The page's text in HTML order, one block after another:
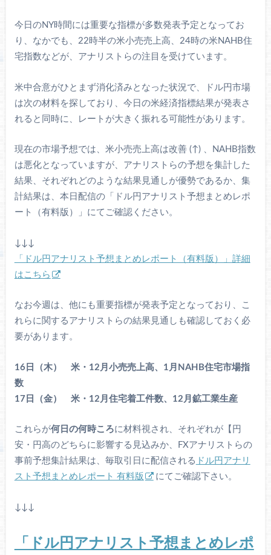
今日のNY時間には重要な指標が多数発表予定となってお
り、なかでも、22時半の米小売売上高、24時の米NAHB住
宅指数などが、アナリストらの注目を受けています。
米中合意がひとまず消化済みとなった状況で、ドル円市場
は次の材料を探しており、今日の米経済指標結果が発表さ
れると同時に、レートが大きく振れる可能性があります。
現在の市場予想では、米小売売上高は改善 (↑) 、NAHB指数
は悪化となっていますが、アナリストらの予想を集計した
結果、それぞれどのような結果見通しが優勢であるか、集
計結果は、本日配信の「ドル円アナリスト予想まとめレポ
ート（有料版）」にてご確認ください。
↓↓↓
「ドル円アナリスト予想まとめレポート（有料版）」詳細
はこちら
なお今週は、他にも重要指標が発表予定となっており、こ
れらに関するアナリストらの結果見通しも確認しておく必
要があります。
16日（木） 米・12月小売売上高、1月NAHB住宅市場指
数
17日（金） 米・12月住宅着工件数、12月鉱工業生産
これらが何日の何時ころに材料視され、それぞれが【円
安・円高のどちらに影響する見込みか、FXアナリストらの
事前予想集計結果は、毎取引日に配信される ドル円アナリ
スト予想まとめレポート 有料版
にてご確認下さい。
↓↓↓
「ドル円アナリスト予想まとめレポ